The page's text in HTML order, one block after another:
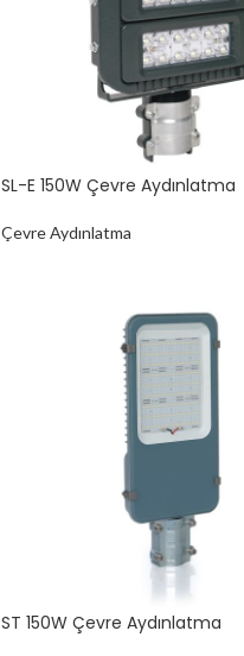
SL-E 150W Çevre Aydınlatma
Çevre Aydınlatma
ST 150W Çevre Aydınlatma